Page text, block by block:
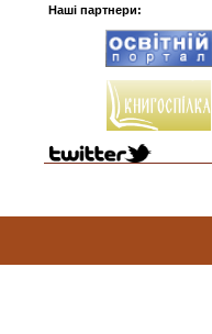
Наші партнери: